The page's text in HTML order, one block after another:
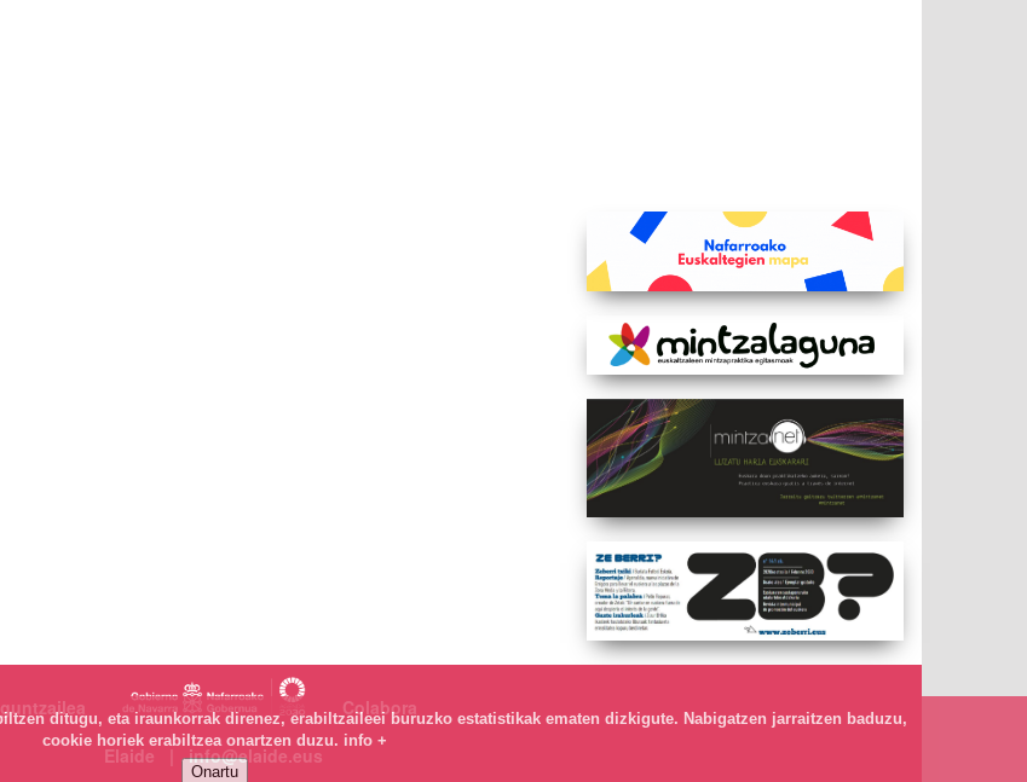
Colabora
Elaide | info@elaide.eus
ditugu, eta iraunkorrak direnez, erabiltzaileei buruzko estatistikak ematen dizkigute. Nabigatzen jarraitzen baduzu,
cookie horiek erabiltzea onartzen duzu. info +